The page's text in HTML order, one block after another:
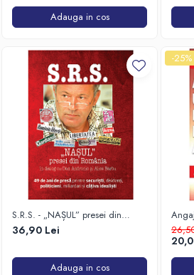
Adauga in cos
S.R.S. - „NAȘUL” presei din
România
36,90 Lei
Adauga in cos
-25%
unui